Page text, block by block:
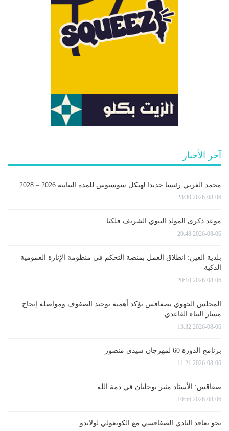
آخر الأخبار
محمد الغربي رئيسا جديدا لهيكل سوسيوس للمدة النيابية 2026 – 2028
2026-08-06 23:30
موعد ذكرى المولد النبوي الشريف فلكيا
2026-08-06 20:48
بلدية العين: انطلاق العمل بمنصة التحكم في منظومة الإنارة العمومية
الذكية
2026-08-06 20:10
المجلس الجهوي بصفاقس يؤكد أهمية توحيد الصفوف ومواصلة إنجاح
مسار البناء القاعدي
2026-08-06 13:32
برنامج الدورة 60 لمهرجان سيدي منصور
2026-08-06 11:21
صفاقس: الأستاذ منير بوجلبان في ذمة الله
2026-08-06 10:56
نحو تعاقد النادي الصفاقسي مع الكونغولي لولاندو